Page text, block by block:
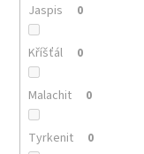
Jaspis 0
Kříšťál 0
Malachit 0
Tyrkenit 0